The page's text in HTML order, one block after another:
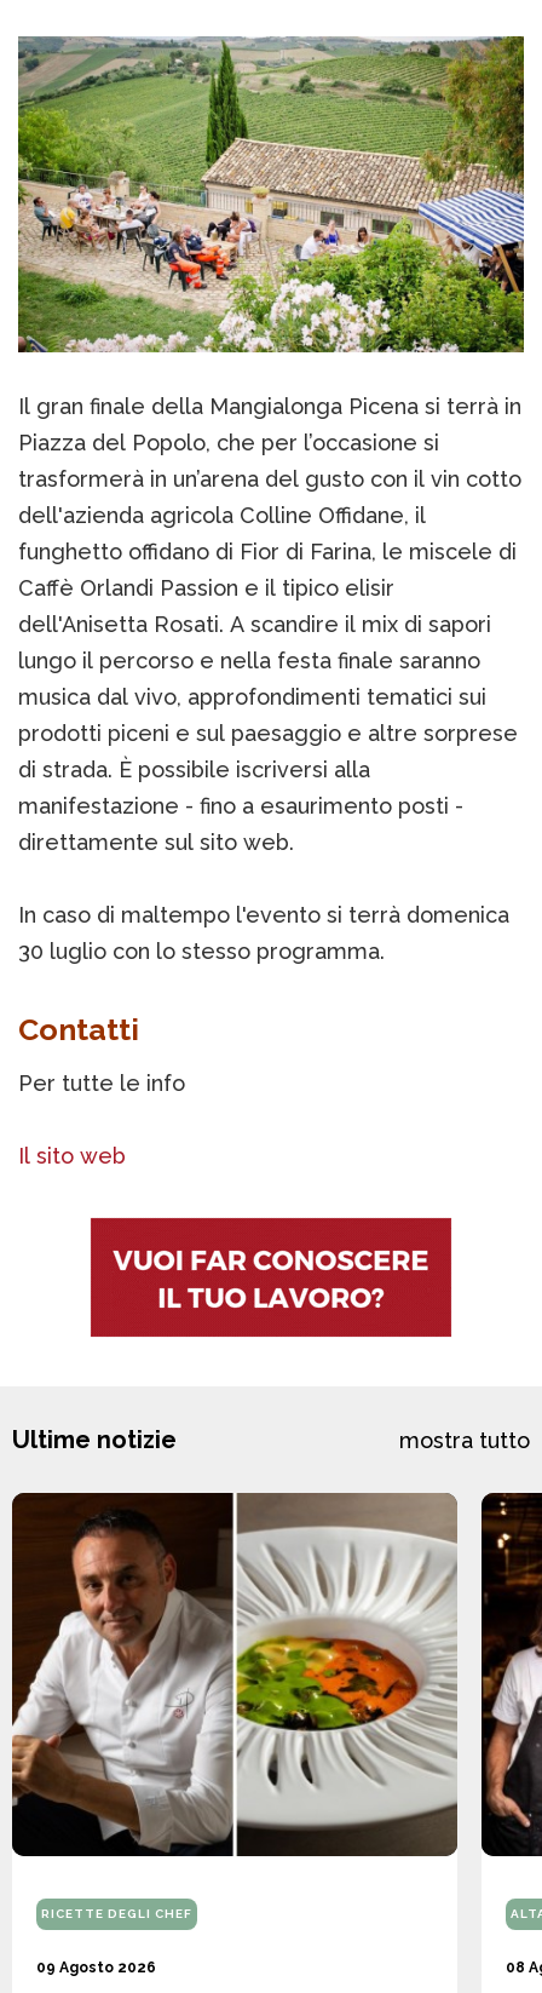
Il gran finale della Mangialonga Picena si terrà in
Piazza del Popolo, che per l’occasione si
trasformerà in un’arena del gusto con il vin cotto
dell'azienda agricola Colline Offidane, il
funghetto offidano di Fior di Farina, le miscele di
Caffè Orlandi Passion e il tipico elisir
dell'Anisetta Rosati. A scandire il mix di sapori
lungo il percorso e nella festa finale saranno
musica dal vivo, approfondimenti tematici sui
prodotti piceni e sul paesaggio e altre sorprese
di strada. È possibile iscriversi alla
manifestazione - fino a esaurimento posti -
direttamente sul sito web.
In caso di maltempo l'evento si terrà domenica
30 luglio con lo stesso programma.
Contatti
Per tutte le info
Il sito web
Ultime notizie mostra tutto
RICETTE DEGLI CHEF
09 Agosto 2026 08